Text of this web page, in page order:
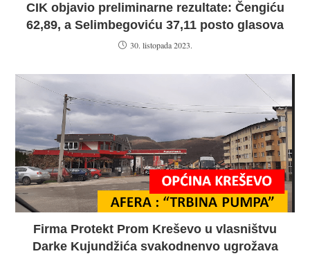
CIK objavio preliminarne rezultate: Čengiću
62,89, a Selimbegoviću 37,11 posto glasova
30. listopada 2023.
Firma Protekt Prom Kreševo u vlasništvu
Darke Kujundžića svakodnenvo ugrožava